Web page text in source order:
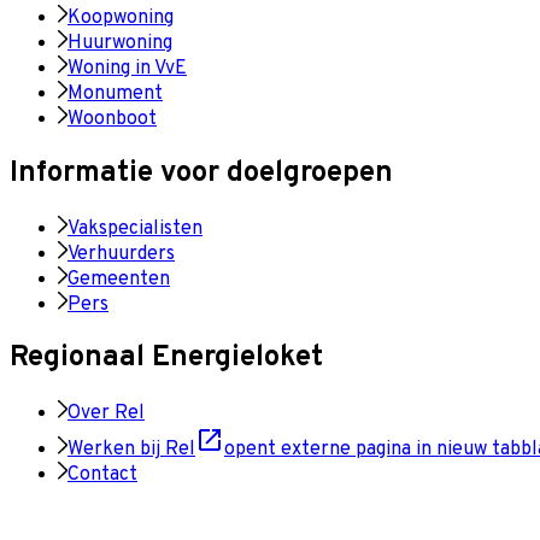
Koopwoning
Huurwoning
Woning in VvE
Monument
Woonboot
Informatie voor doelgroepen
Vakspecialisten
Verhuurders
Gemeenten
Pers
Regionaal Energieloket
Over Rel
Werken bij Rel
opent externe pagina in nieuw
Contact